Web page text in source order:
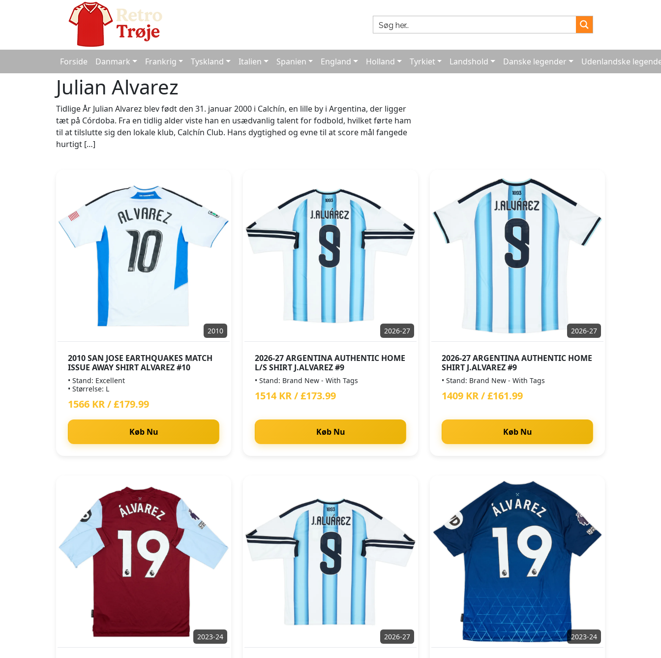
Forside Danmark Frankrig Tyskland Italien Spanien England Holland Tyrkiet Landshold Danske legender Udenlandske
Julian Alvarez
Tidlige År Julian Alvarez blev født den 31. januar 2000 i Calchín, en lille by i Argentina, der ligger
tæt på Córdoba. Fra en tidlig alder viste han en usædvanlig talent for fodbold, hvilket førte ham
til at tilslutte sig den lokale klub, Calchín Club. Hans dygtighed og evne til at score mål fangede
hurtigt […]
2010
2010 SAN JOSE EARTHQUAKES MATCH
ISSUE AWAY SHIRT ALVAREZ #10
• Stand: Excellent
• Størrelse: L
1566 KR / £179.99
Køb Nu
2026-27
2026-27 ARGENTINA AUTHENTIC HOME
L/S SHIRT J.ALVAREZ #9
• Stand: Brand New - With Tags
1514 KR / £173.99
Køb Nu
2026-27
2026-27 ARGENTINA AUTHENTIC HOME
SHIRT J.ALVAREZ #9
• Stand: Brand New - With Tags
1409 KR / £161.99
Køb Nu
2023-24 2026-27 2023-24